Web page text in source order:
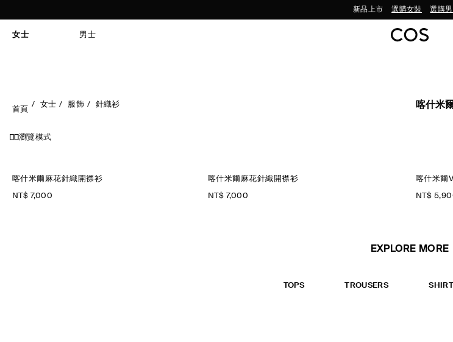
新品上市 選購女裝 選購
女士 男士
首頁
女士 服飾 針織衫 喀什米
瀏覽模式
喀什米爾麻花針織開襟衫
NT$ 7,000
喀什米爾麻花針織開襟衫
NT$ 7,000
喀什米爾
NT$
EXPLORE MORE
TOPS TROUSERS